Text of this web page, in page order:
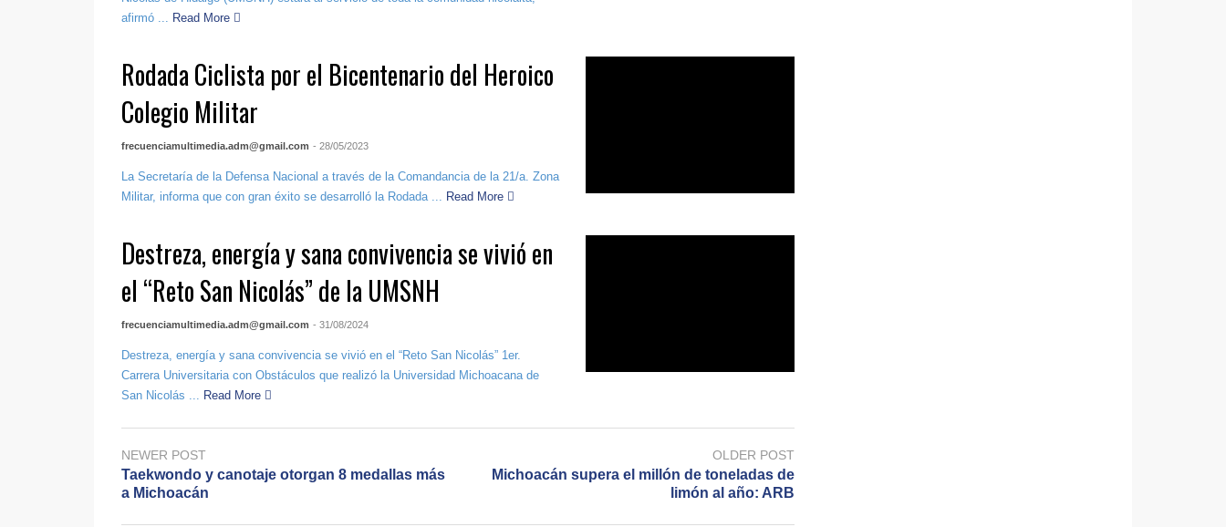
afirmó ...
Read More
Rodada Ciclista por el Bicentenario del Heroico
Colegio Militar
frecuenciamultimedia.adm@gmail.com - 28/05/2023
La Secretaría de la Defensa Nacional a través de la Comandancia de la 21/a. Zona
Militar, informa que con gran éxito se desarrolló la Rodada ...
Read More
Destreza, energía y sana convivencia se vivió en
el “Reto San Nicolás” de la UMSNH
frecuenciamultimedia.adm@gmail.com - 31/08/2024
Destreza, energía y sana convivencia se vivió en el “Reto San Nicolás” 1er.
Carrera Universitaria con Obstáculos que realizó la Universidad Michoacana de
San Nicolás ...
Read More
NEWER POST
Taekwondo y canotaje otorgan 8 medallas más
a Michoacán
OLDER POST
Michoacán supera el millón de toneladas de
limón al año: ARB